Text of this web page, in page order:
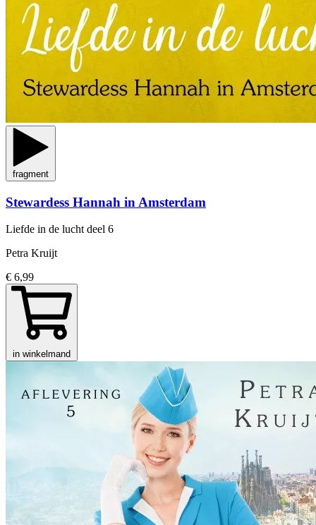
fragment
Stewardess Hannah in Amsterdam
Liefde in de lucht deel 6
Petra Kruijt
€ 6,99
in winkelmand